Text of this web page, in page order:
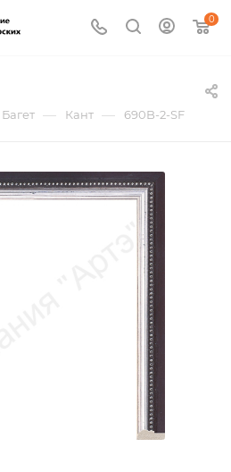
0
Багет — Кант — 690B-2-SF